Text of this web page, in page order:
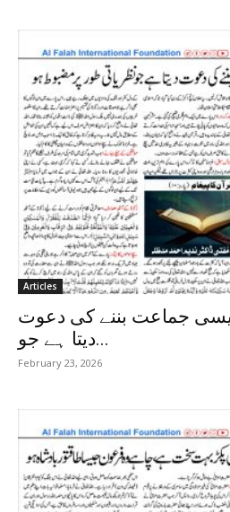
Articles
جماعت بننے کی دعوت
دیتا ہے جو...
February 23, 2026